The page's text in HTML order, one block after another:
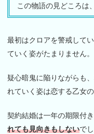
この物語の見どころは
最初はクロアを警戒して
ていく姿がたまりません。
疑心暗鬼に陥りながらも
れていく姿は恋する乙女の
契約結婚は一年の期限付
れても見向きもしないで